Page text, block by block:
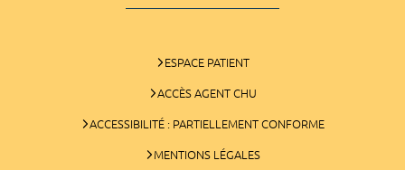
ESPACE PATIENT
ACCÈS AGENT CHU
ACCESSIBILITÉ : PARTIELLEMENT CONFORME
MENTIONS LÉGALES